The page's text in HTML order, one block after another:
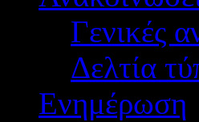
Γενικές
Δελτία
Ενημέρωση